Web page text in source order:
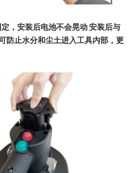
，安装后电池不会晃动 安装后与
防止水分和尘土进入工具内部，更